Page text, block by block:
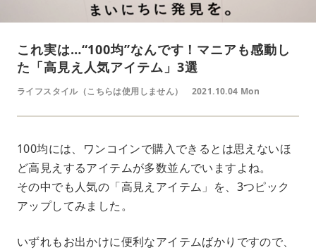
これ実は…“100均”なんです！マニアも感動し
た「高見え人気アイテム」3選
ライフスタイル（こちらは使用しません） 2021.10.04 Mon
100均には、ワンコインで購入できるとは思えないほ
ど高見えするアイテムが多数並んでいますよね。
その中でも人気の「高見えアイテム」を、3つピック
アップしてみました。
いずれもお出かけに便利なアイテムばかりですので、